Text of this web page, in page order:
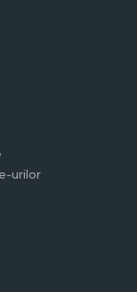
urilor